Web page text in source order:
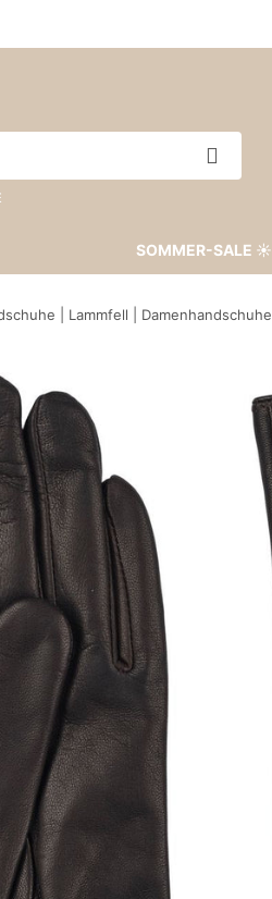
SOMMER-SALE ☀️
| Lammfell | Damenhandschuhe